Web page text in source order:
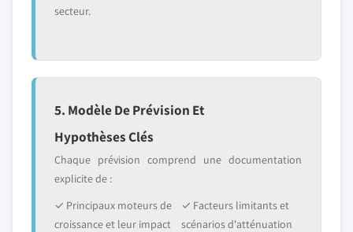
secteur.
5. Modèle De Prévision Et
Hypothèses Clés
Chaque prévision comprend une documentation
explicite de :
✓ Principaux moteurs de
croissance et leur impact
✓ Facteurs limitants et
scénarios d'atténuation